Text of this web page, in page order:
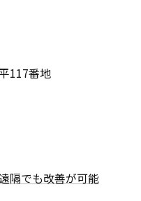
117番地
隔でも改善が可能